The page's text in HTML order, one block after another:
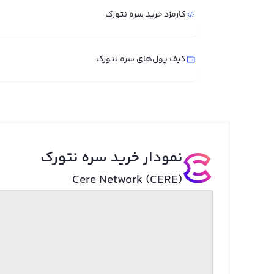
کارمزد خرید سره نتورک
کیف پول‌های سره نتورک
نمودار خرید سره نتورک
Cere Network (CERE)